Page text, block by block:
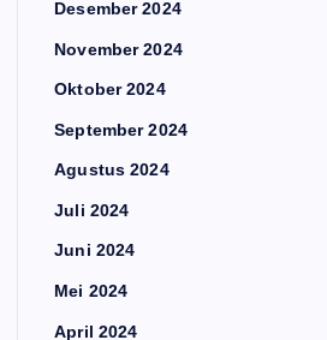
Desember 2024
November 2024
Oktober 2024
September 2024
Agustus 2024
Juli 2024
Juni 2024
Mei 2024
April 2024